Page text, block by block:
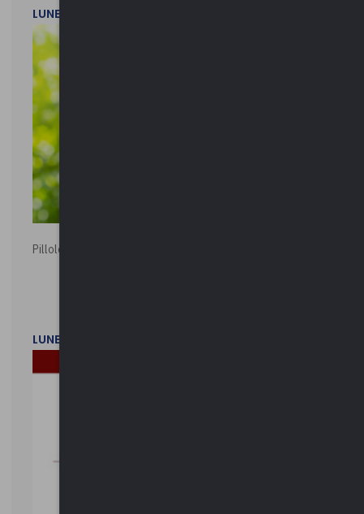
LUNEDì 20 LUGLIO 2026
Pillole ambientali | 2026
LUNEDì 2 FEBBRAIO 2026